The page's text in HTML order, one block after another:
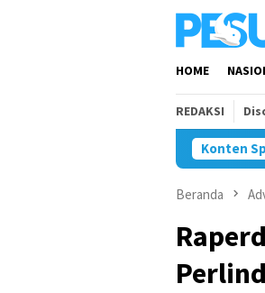
HOME
REDAKSI
Konten
Beranda